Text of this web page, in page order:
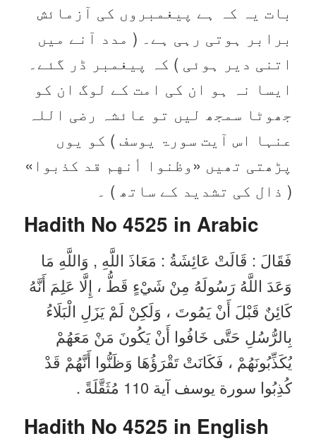
بات یہ کہ ہے پیغمبروں کی آزمائش
برابر ہوتی رہی ہے۔ ( مدد آنے میں
اتنی دیر ہوئی ) کہ پیغمبر ڈر گئے۔
ایسا نہ ہو ان کی امت کے لوگ ان کو
جھوٹا سمجھ لیں تو عائشہ رضی اللہ
عنہا اس آیت سورۃ یوسف ) کو یوں
پڑھتی تھیں «وظنوا أنهم قد كذبوا‏»
( ذال کی تشدید کے ساتھ ) ۔
Hadith No 4525 in Arabic
فَقَالَ : قَالَتْ عَائِشَةُ : مَعَاذَ اللَّهِ , وَاللَّهِ مَا
وَعَدَ اللَّهُ رَسُولَهُ مِنْ شَيْءٍ قَطُّ ، إِلَّا عَلِمَ أَنَّهُ
كَائِنٌ قَبْلَ أَنْ يَمُوتَ ، وَلَكِنْ لَمْ يَزَلِ الْبَلَاءُ
بِالرُّسُلِ حَتَّى خَافُوا أَنْ يَكُونَ مَنْ مَعَهُمْ
يُكَذِّبُونَهُمْ ، فَكَانَتْ تَقْرَؤُهَا وَظَنُّوا أَنَّهُمْ قَدْ
كُذِبُوا سورة يوسف آية 110 مُثَقَّلَةً .
Hadith No 4525 in English